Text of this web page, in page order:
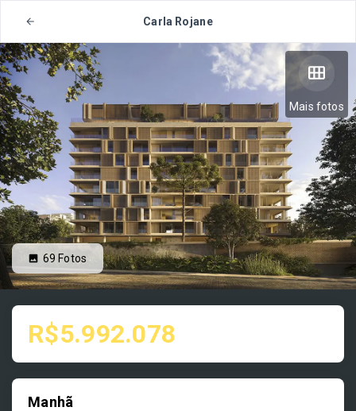
Carla Rojane
Mais fotos
69 Fotos
R$5.992.078
Manhã